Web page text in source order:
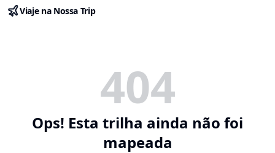
Viaje na Nossa Trip
404
Ops! Esta trilha ainda não foi
mapeada